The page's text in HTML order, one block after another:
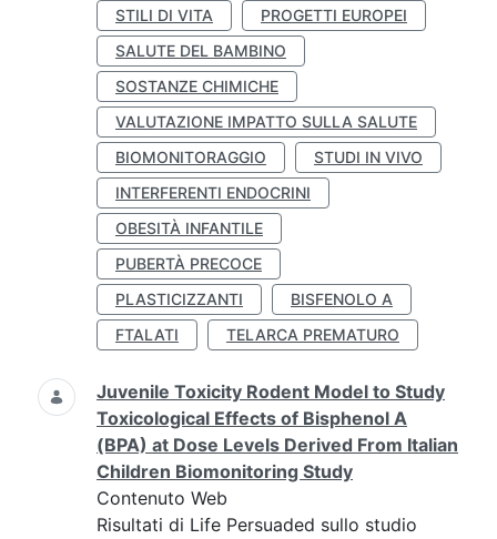
STILI DI VITA
PROGETTI EUROPEI
SALUTE DEL BAMBINO
SOSTANZE CHIMICHE
VALUTAZIONE IMPATTO SULLA SALUTE
BIOMONITORAGGIO
STUDI IN VIVO
INTERFERENTI ENDOCRINI
OBESITÀ INFANTILE
PUBERTÀ PRECOCE
PLASTICIZZANTI
BISFENOLO A
FTALATI
TELARCA PREMATURO
Juvenile Toxicity Rodent Model to Study
Toxicological Effects of Bisphenol A
(BPA) at Dose Levels Derived From Italian
Children Biomonitoring Study
Contenuto Web
Risultati di Life Persuaded sullo studio